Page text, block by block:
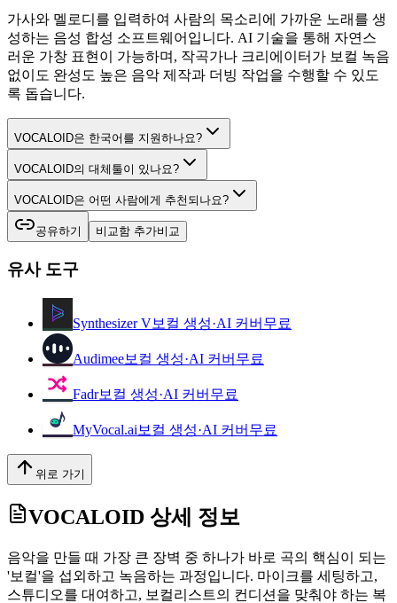
가사와 멜로디를 입력하여 사람의 목소리에 가까운 노래를 생
성하는 음성 합성 소프트웨어입니다. AI 기술을 통해 자연스
러운 가창 표현이 가능하며, 작곡가나 크리에이터가 보컬 녹음
없이도 완성도 높은 음악 제작과 더빙 작업을 수행할 수 있도
록 돕습니다.
VOCALOID은 한국어를 지원하나요?
VOCALOID의 대체툴이 있나요?
VOCALOID은 어떤 사람에게 추천되나요?
공유하기 비교함 추가비교
유사 도구
Synthesizer V보컬 생성·AI 커버 무료
Audimee보컬 생성·AI 커버 무료
Fadr보컬 생성·AI 커버 무료
MyVocal.ai 보컬 생성·AI 커버 무료
위로 가기
VOCALOID 상세 정보
음악을 만들 때 가장 큰 장벽 중 하나가 바로 곡의 핵심이 되는
'보컬'을 섭외하고 녹음하는 과정입니다. 마이크를 세팅하고,
스튜디오를 대여하고, 보컬리스트의 컨디션을 맞춰야 하는 복